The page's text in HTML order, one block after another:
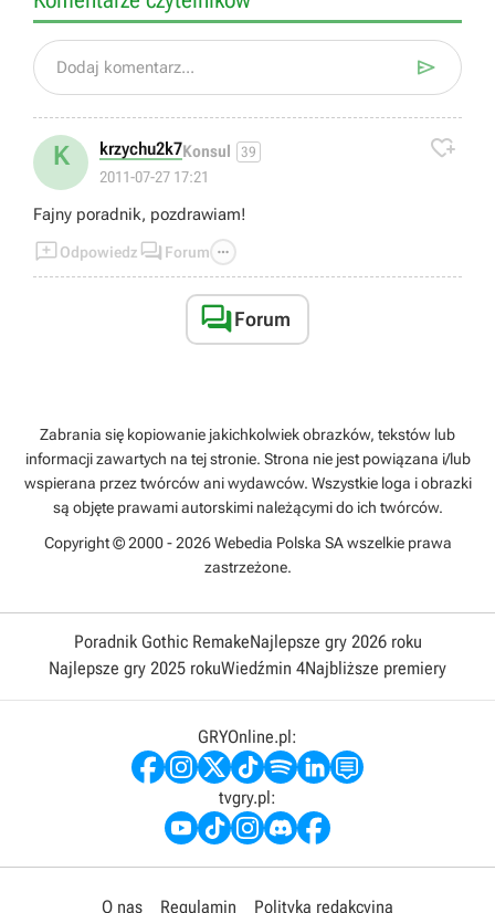
Dodaj komentarz... 
K krzychu2k7Konsul 39
2011-07-27 17:21

Fajny poradnik, pozdrawiam!
Odpowiedz  Forum 
Forum
Zabrania się kopiowanie jakichkolwiek obrazków, tekstów lub
informacji zawartych na tej stronie. Strona nie jest powiązana i/lub
wspierana przez twórców ani wydawców. Wszystkie loga i obrazki
są objęte prawami autorskimi należącymi do ich twórców.
Copyright © 2000 - 2026 Webedia Polska SA wszelkie prawa
zastrzeżone.
Poradnik Gothic RemakeNajlepsze gry 2026 roku
Najlepsze gry 2025 rokuWiedźmin 4Najbliższe premiery
GRYOnline.pl:
tvgry.pl:
O nas Regulamin Polityka redakcyjna